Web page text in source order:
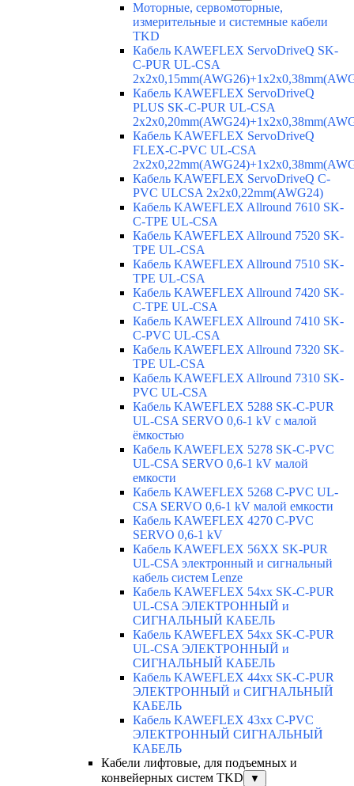
Моторные, сервомоторные,
измерительные и системные кабели
TKD
Кабель KAWEFLEX ServoDriveQ SK-
C-PUR UL-CSA
Кабель KAWEFLEX ServoDriveQ
PLUS SK-C-PUR UL-CSA
Кабель KAWEFLEX ServoDriveQ
FLEX-C-PVC UL-CSA
Кабель KAWEFLEX ServoDriveQ C-
PVC ULCSA 2x2x0,22mm(AWG24)
Кабель KAWEFLEX Allround 7610 SK-
C-TPE UL-CSA
Кабель KAWEFLEX Allround 7520 SK-
TPE UL-CSA
Кабель KAWEFLEX Allround 7510 SK-
TPE UL-CSA
Кабель KAWEFLEX Allround 7420 SK-
C-TPE UL-CSA
Кабель KAWEFLEX Allround 7410 SK-
C-PVC UL-CSA
Кабель KAWEFLEX Allround 7320 SK-
TPE UL-CSA
Кабель KAWEFLEX Allround 7310 SK-
PVC UL-CSA
Кабель KAWEFLEX 5288 SK-C-PUR
UL-CSA SERVO 0,6-1 kV с малой
ёмкостью
Кабель KAWEFLEX 5278 SK-C-PVC
UL-CSA SERVO 0,6-1 kV малой
емкости
Кабель KAWEFLEX 5268 C-PVC UL-
CSA SERVO 0,6-1 kV малой емкости
Кабель KAWEFLEX 4270 C-PVC
SERVO 0,6-1 kV
Кабель KAWEFLEX 56XX SK-PUR
UL-CSA электронный и сигнальный
кабель систем Lenze
Кабель KAWEFLEX 54xx SK-C-PUR
UL-CSA ЭЛЕКТРОННЫЙ и
СИГНАЛЬНЫЙ КАБЕЛЬ
Кабель KAWEFLEX 54xx SK-C-PUR
UL-CSA ЭЛЕКТРОННЫЙ и
СИГНАЛЬНЫЙ КАБЕЛЬ
Кабель KAWEFLEX 44xx SK-C-PUR
ЭЛЕКТРОННЫЙ и СИГНАЛЬНЫЙ
КАБЕЛЬ
Кабель KAWEFLEX 43xx C-PVC
ЭЛЕКТРОННЫЙ СИГНАЛЬНЫЙ
КАБЕЛЬ
Кабели лифтовые, для подъемных и
конвейерных систем TKD
▼